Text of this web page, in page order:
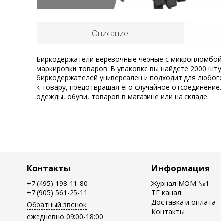
Описание
Биркодержатели веревочные черные с
маркировки товаров. В упаковке вы найдете 2000
биркодержателей универсален и подходит для
к товару, предотвращая его случайное
одежды, обуви, товаров в магазине или на складе.
Контакты
+7 (495) 198-11-80
+7 (905) 561-25-11
Обратный звонок
ежедневно 09:00-18:00
Информация
Журнал MOM №1
ТГ канал
Доставка и оплата
Контакты